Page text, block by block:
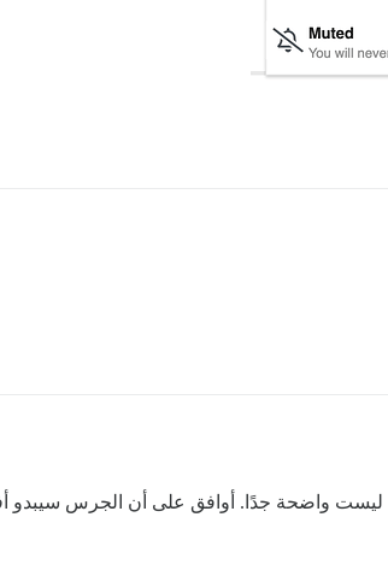
ليست واضحة جدًا. أوافق على أن الجرس سيبدو